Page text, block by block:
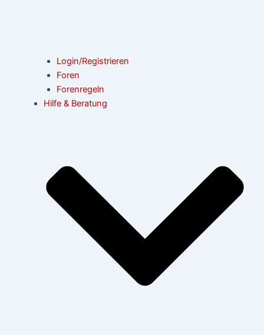
Login/Registrieren
Foren
Forenregeln
Hilfe & Beratung